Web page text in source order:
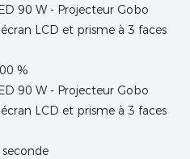
%